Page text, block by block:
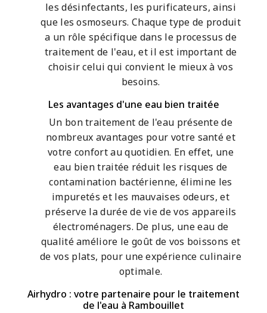
les désinfectants, les purificateurs, ainsi
que les osmoseurs. Chaque type de produit
a un rôle spécifique dans le processus de
traitement de l'eau, et il est important de
choisir celui qui convient le mieux à vos
besoins.
Les avantages d'une eau bien traitée
Un bon traitement de l'eau présente de
nombreux avantages pour votre santé et
votre confort au quotidien. En effet, une
eau bien traitée réduit les risques de
contamination bactérienne, élimine les
impuretés et les mauvaises odeurs, et
préserve la durée de vie de vos appareils
électroménagers. De plus, une eau de
qualité améliore le goût de vos boissons et
de vos plats, pour une expérience culinaire
optimale.
Airhydro : votre partenaire pour le traitement
de l'eau à Rambouillet